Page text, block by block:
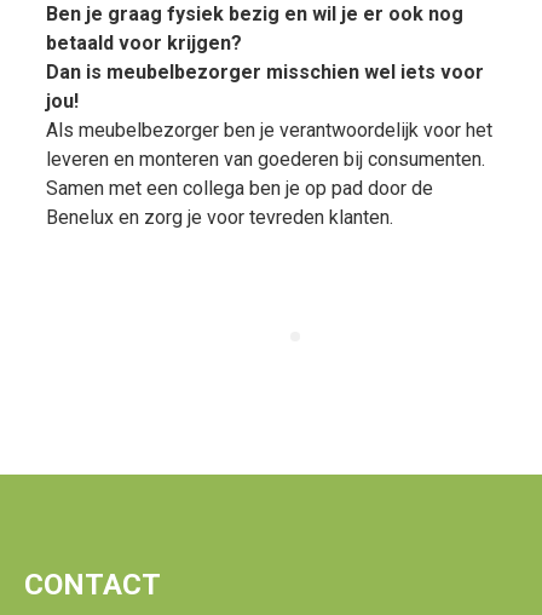
Ben je graag fysiek bezig en wil je er ook nog
betaald voor krijgen?
Dan is meubelbezorger misschien wel iets voor
jou!
Als meubelbezorger ben je verantwoordelijk voor het
leveren en monteren van goederen bij consumenten.
Samen met een collega ben je op pad door de
Benelux en zorg je voor tevreden klanten.
CONTACT